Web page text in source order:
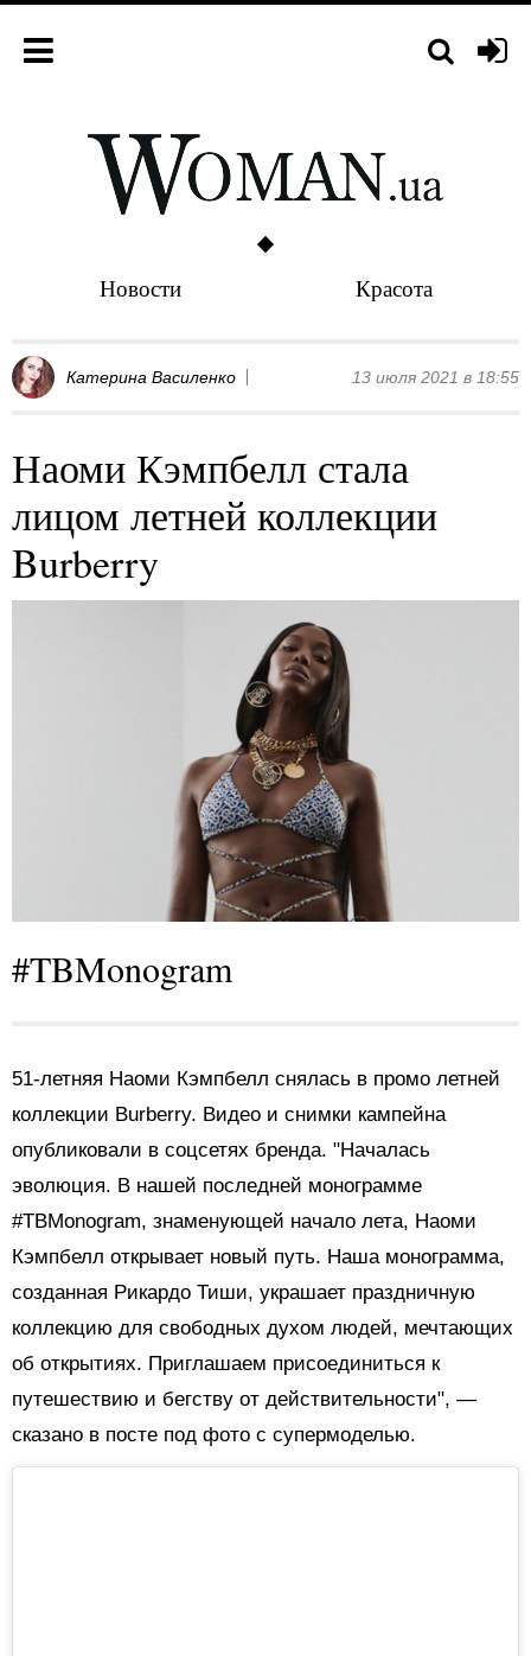
Новости Красота
Катерина Василенко 13 июля 2021 в 18:55
Наоми Кэмпбелл стала
лицом летней коллекции
Burberry
#TBMonogram
51-летняя Наоми Кэмпбелл снялась в промо летней
коллекции Burberry. Видео и снимки кампейна
опубликовали в соцсетях бренда. "Началась
эволюция. В нашей последней монограмме
#TBMonogram, знаменующей начало лета, Наоми
Кэмпбелл открывает новый путь. Наша монограмма,
созданная Рикардо Тиши, украшает праздничную
коллекцию для свободных духом людей, мечтающих
об открытиях. Приглашаем присоединиться к
путешествию и бегству от действительности", —
сказано в посте под фото с супермоделью.